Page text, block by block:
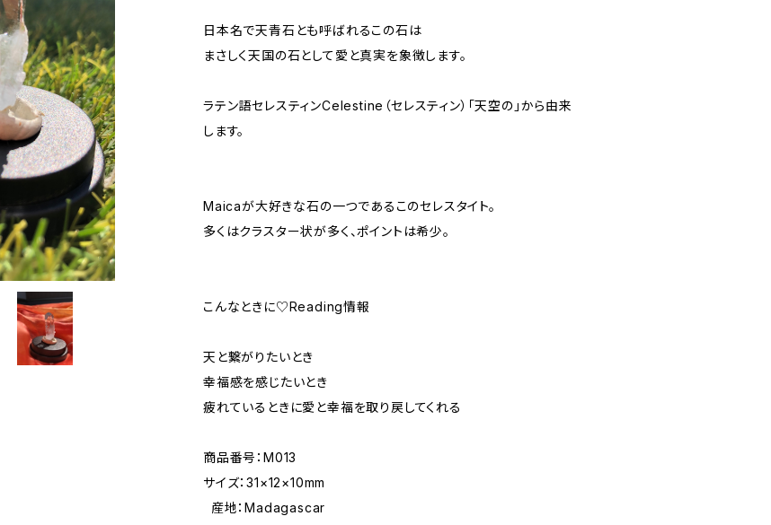
日本名で天青石とも呼ばれるこの石は
まさしく天国の石として愛と真実を象徴します。
ラテン語セレスティンCelestine（セレスティン）「天空の」から由来
します。
Maicaが大好きな石の一つであるこのセレスタイト。
多くはクラスター状が多く、ポイントは希少。
こんなときに♡Reading情報
天と繋がりたいとき
幸福感を感じたいとき
疲れているときに愛と幸福を取り戻してくれる
商品番号：M013
サイズ：31×12×10mm
産地：Madagascar